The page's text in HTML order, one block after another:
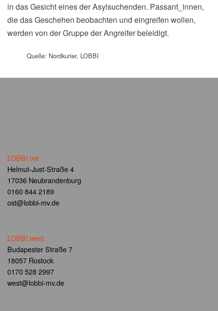
in das Gesicht eines der Asylsuchenden. Passant_innen,
die das Geschehen beobachten und eingreifen wollen,
werden von der Gruppe der Angreifer beleidigt.
Quelle: Nordkurier, LOBBI
LOBBI.ost
Helmut-Just-Straße 4
17036 Neubrandenburg
0160 844 2189
ost@lobbi-mv.de
LOBBI.west
Budapester Straße 7
18057 Rostock
0170 528 2997
west@lobbi-mv.de